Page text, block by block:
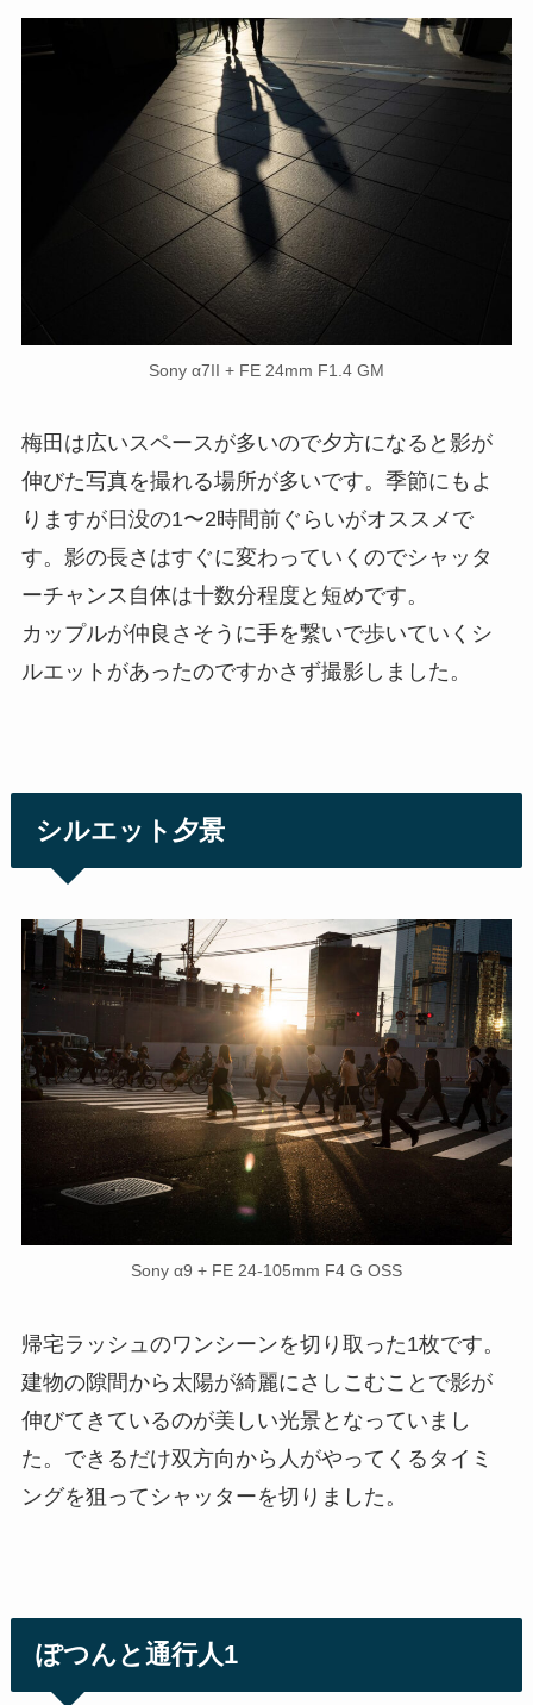
Sony α7II + FE 24mm F1.4 GM
梅田は広いスペースが多いので夕方になると影が
伸びた写真を撮れる場所が多いです。季節にもよ
りますが日没の1〜2時間前ぐらいがオススメで
す。影の長さはすぐに変わっていくのでシャッタ
ーチャンス自体は十数分程度と短めです。
カップルが仲良さそうに手を繋いで歩いていくシ
ルエットがあったのですかさず撮影しました。
シルエット夕景
Sony α9 + FE 24-105mm F4 G OSS
帰宅ラッシュのワンシーンを切り取った1枚です。
建物の隙間から太陽が綺麗にさしこむことで影が
伸びてきているのが美しい光景となっていまし
た。できるだけ双方向から人がやってくるタイミ
ングを狙ってシャッターを切りました。
ぽつんと通行人1